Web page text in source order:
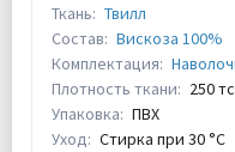
Ткань: Твилл
Состав: Вискоза 100%
Комплектация:
Плотность ткани: 250 тс
Упаковка: ПВХ
Уход: Стирка при 30 °С